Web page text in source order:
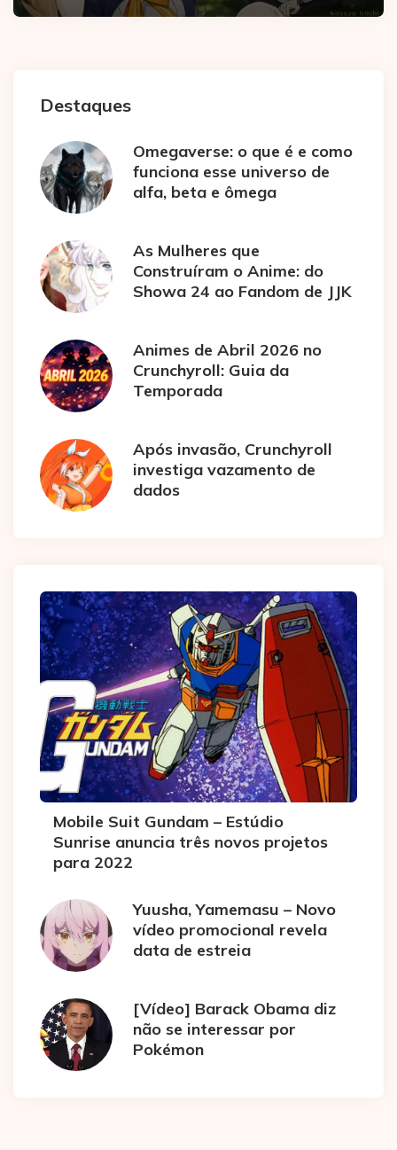
Destaques
Omegaverse: o que é e como
funciona esse universo de
alfa, beta e ômega
As Mulheres que
Construíram o Anime: do
Showa 24 ao Fandom de JJK
Animes de Abril 2026 no
Crunchyroll: Guia da
Temporada
Após invasão, Crunchyroll
investiga vazamento de
dados
Mobile Suit Gundam – Estúdio
Sunrise anuncia três novos projetos
para 2022
Yuusha, Yamemasu – Novo
vídeo promocional revela
data de estreia
[Vídeo] Barack Obama diz
não se interessar por
Pokémon